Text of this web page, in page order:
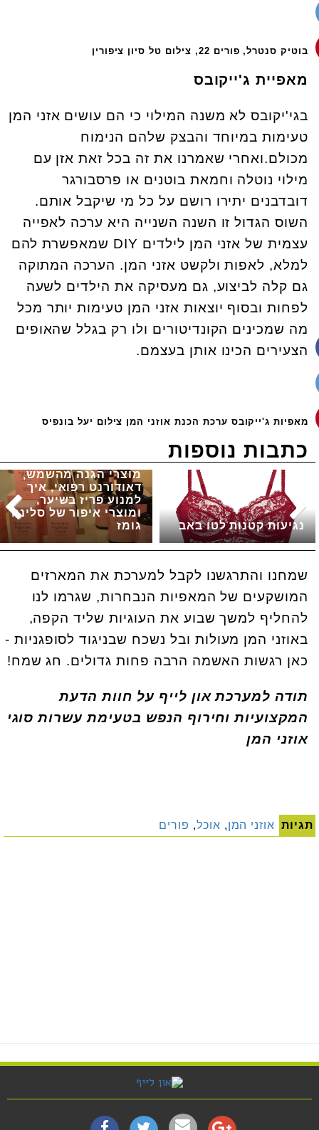
בוטיק סנטרל, פורים 22, צילום טל סיון ציפורין
מאפיית ג'ייקובס
בגי'יקובס לא משנה המילוי כי הם עושים אזני המן
טעימות במיוחד והבצק שלהם הנימוח
מכולם.ואחרי שאמרנו את זה בכל זאת אזן עם
מילוי נוטלה וחמאת בוטנים או פרסבורגר
דובדבנים יתירו רושם על כל מי שיקבל אותם.
השוס הגדול זו השנה השנייה היא ערכה לאפייה
עצמית של אזני המן לילדים DIY שמאפשרת להם
למלא, לאפות ולקשט אזני המן. הערכה המתוקה
גם קלה לביצוע, גם מעסיקה את הילדים לשעה
לפחות ובסוף יוצאות אזני המן טעימות יותר מכל
מה שמכינים הקונדיטורים ולו רק בגלל שהאופים
הצעירים הכינו אותן בעצמם.
מאפיות ג'ייקובס ערכת הכנת אוזני המן צילום יעל בונפיס
כתבות נוספות
מוצרי הגנה מהשמש,
דאודורנט רפואי, איך
למנוע פריז בשיער,
ומוצרי איפור של סלינה
גומז
נגיעות קטנות לטו באב
שמחנו והתרגשנו לקבל למערכת את המארזים
המושקעים של המאפיות הנבחרות, שגרמו לנו
להחליף למשך שבוע את העוגיות שליד הקפה,
באוזני המן מעולות ובל נשכח שבניגוד לסופגניות -
כאן רגשות האשמה הרבה פחות גדולים. חג שמח!
תודה למערכת און לייף על חוות הדעת
המקצועיות וחירוף הנפש בטעימת עשרות סוגי
אוזני המן
תגיות אוזני המן, אוכל, פורים